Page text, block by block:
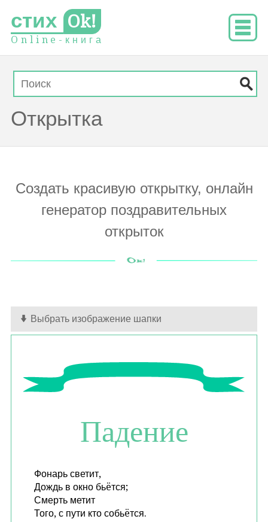
стих Ok!
O n l i n e - к н и г а
Открытка
Создать красивую открытку, онлайн
генератор поздравительных
открыток
Выбрать изображение шапки
Падение
Фонарь светит,
Дождь в окно бьëтся;
Смерть метит
Того, с пути кто собьëтся.